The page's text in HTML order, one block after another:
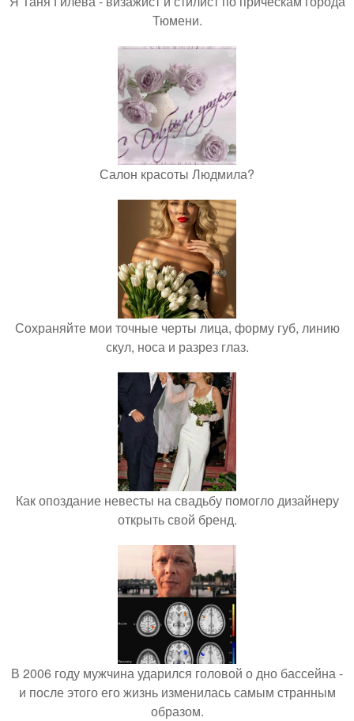
Тюмени.
Салон красоты Людмила?
Сохраняйте мои точные черты лица, форму губ, линию
скул, носа и разрез глаз.
Как опоздание невесты на свадьбу помогло дизайнеру
открыть свой бренд.
В 2006 году мужчина ударился головой о дно бассейна -
и после этого его жизнь изменилась самым странным
образом.